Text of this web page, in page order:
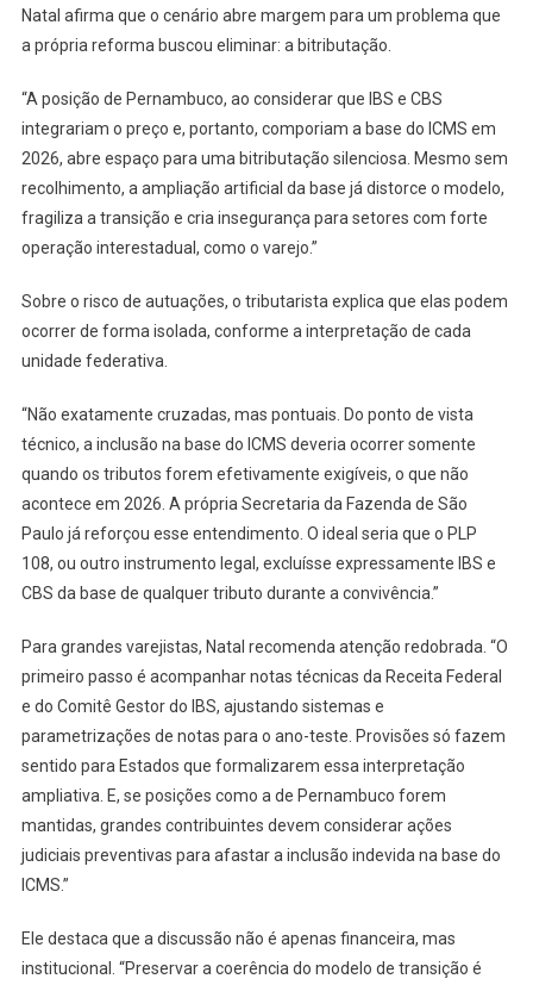
Natal afirma que o cenário abre margem para um problema que
a própria reforma buscou eliminar: a bitributação.
“A posição de Pernambuco, ao considerar que IBS e CBS
integrariam o preço e, portanto, comporiam a base do ICMS em
2026, abre espaço para uma bitributação silenciosa. Mesmo sem
recolhimento, a ampliação artificial da base já distorce o modelo,
fragiliza a transição e cria insegurança para setores com forte
operação interestadual, como o varejo.”
Sobre o risco de autuações, o tributarista explica que elas podem
ocorrer de forma isolada, conforme a interpretação de cada
unidade federativa.
“Não exatamente cruzadas, mas pontuais. Do ponto de vista
técnico, a inclusão na base do ICMS deveria ocorrer somente
quando os tributos forem efetivamente exigíveis, o que não
acontece em 2026. A própria Secretaria da Fazenda de São
Paulo já reforçou esse entendimento. O ideal seria que o PLP
108, ou outro instrumento legal, excluísse expressamente IBS e
CBS da base de qualquer tributo durante a convivência.”
Para grandes varejistas, Natal recomenda atenção redobrada. “O
primeiro passo é acompanhar notas técnicas da Receita Federal
e do Comitê Gestor do IBS, ajustando sistemas e
parametrizações de notas para o ano-teste. Provisões só fazem
sentido para Estados que formalizarem essa interpretação
ampliativa. E, se posições como a de Pernambuco forem
mantidas, grandes contribuintes devem considerar ações
judiciais preventivas para afastar a inclusão indevida na base do
ICMS.”
Ele destaca que a discussão não é apenas financeira, mas
institucional. “Preservar a coerência do modelo de transição é